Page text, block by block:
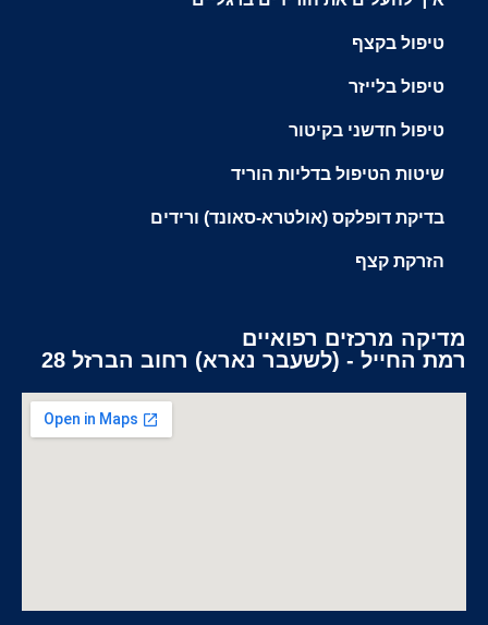
טיפול בקצף
טיפול בלייזר
טיפול חדשני בקיטור
שיטות הטיפול בדליות הוריד
בדיקת דופלקס (אולטרא-סאונד) ורידים
הזרקת קצף
מדיקה מרכזים רפואיים
רמת החייל - (לשעבר נארא) רחוב הברזל 28